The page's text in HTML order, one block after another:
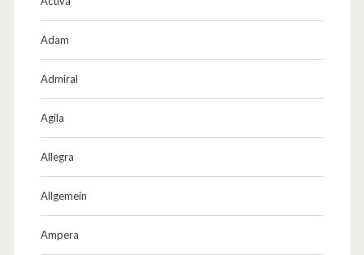
Adam
Admiral
Agila
Allegra
Allgemein
Ampera